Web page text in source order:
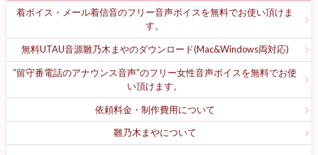
着ボイス・メール着信音のフリー音声ボイスを無料でお使い頂けま
す。
無料UTAU音源雛乃木まやのダウンロード(Mac&Windows両対応)
“留守番電話のアナウンス音声”のフリー女性音声ボイスを無料でお使
い頂けます。
依頼料金・制作費用について
雛乃木まやについて